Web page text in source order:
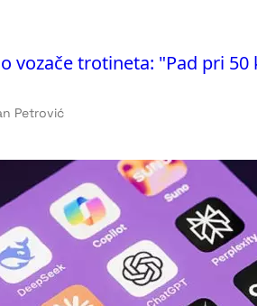
vozače trotineta: "Pad pri
Petrović